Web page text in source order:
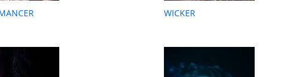
WICKER